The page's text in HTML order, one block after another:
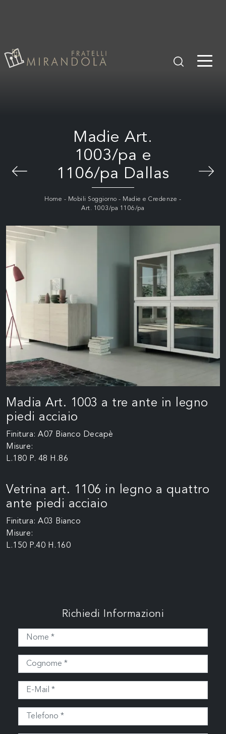
Madie Art.
1003/pa e
1106/pa Dallas
Home - Mobili Soggiorno - Madie e Credenze -
Art. 1003/pa 1106/pa
Madia Art. 1003 a tre ante in legno
piedi acciaio
Finitura: A07 Bianco Decapè
Misure:
L.180 P. 48 H.86
Vetrina art. 1106 in legno a quattro
ante piedi acciaio
Finitura: A03 Bianco
Misure:
L.150 P.40 H.160
Richiedi Informazioni